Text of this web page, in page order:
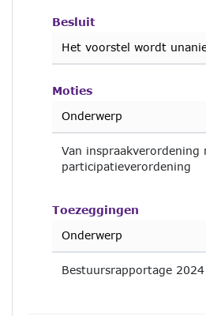
Besluit
Het voorstel wordt
Moties
Onderwerp
Van inspraakverordening
participatieverordening
Toezeggingen
Onderwerp
Bestuursrapportage 2024